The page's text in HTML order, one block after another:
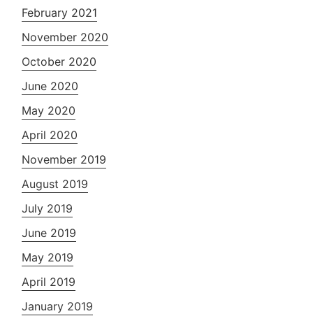
February 2021
November 2020
October 2020
June 2020
May 2020
April 2020
November 2019
August 2019
July 2019
June 2019
May 2019
April 2019
January 2019